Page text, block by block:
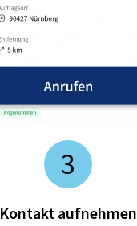
3
Kontakt aufnehmen